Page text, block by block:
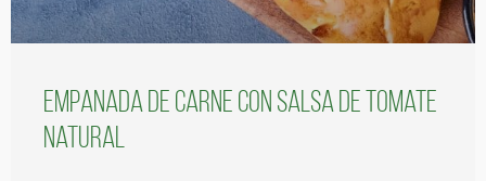
Empanada de carne con salsa de tomate
natural